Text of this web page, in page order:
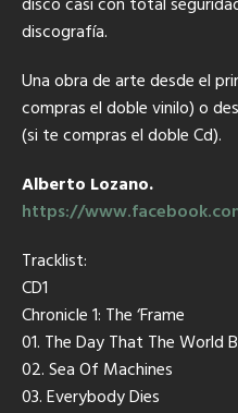
discografía.
Una obra de arte desde el
compras el doble vinilo) o
(si te compras el doble Cd).
Alberto Lozano.
https://
Tracklist:
CD1
Chronicle 1: The ‘Frame
01. The Day That The World
02. Sea Of Machines
03. Everybody Dies